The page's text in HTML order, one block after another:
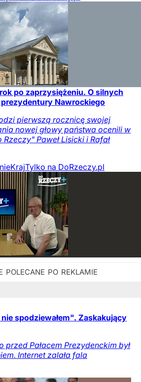
po zaprzysiężeniu. O silnych
Nawrockiego
pierwszą rocznicę swojej
nowej głowy państwa ocenili w
Paweł Lisicki i Rafał
KrajTylko na DoRzeczy.pl
spodziewałem". Zaskakujący
przed Pałacem Prezydenckim był
Internet zalała fala